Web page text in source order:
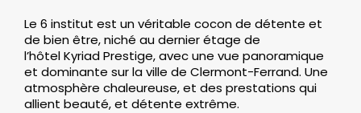
Le 6 institut est un véritable cocon de détente et
de bien être, niché au dernier étage de
l’hôtel Kyriad Prestige, avec une vue panoramique
et dominante sur la ville de Clermont-Ferrand. Une
atmosphère chaleureuse, et des prestations qui
allient beauté, et détente extrême.